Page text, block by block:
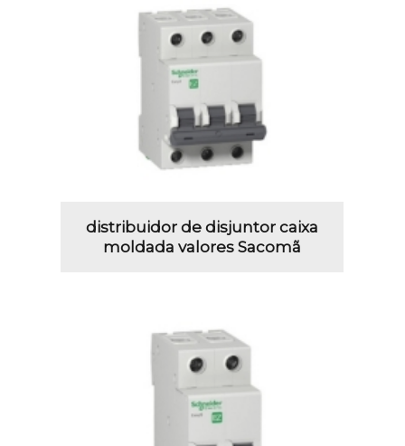
distribuidor de disjuntor caixa
moldada valores Sacomã